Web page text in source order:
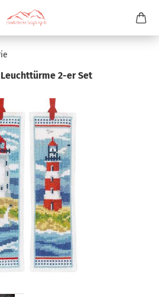
2-er Set